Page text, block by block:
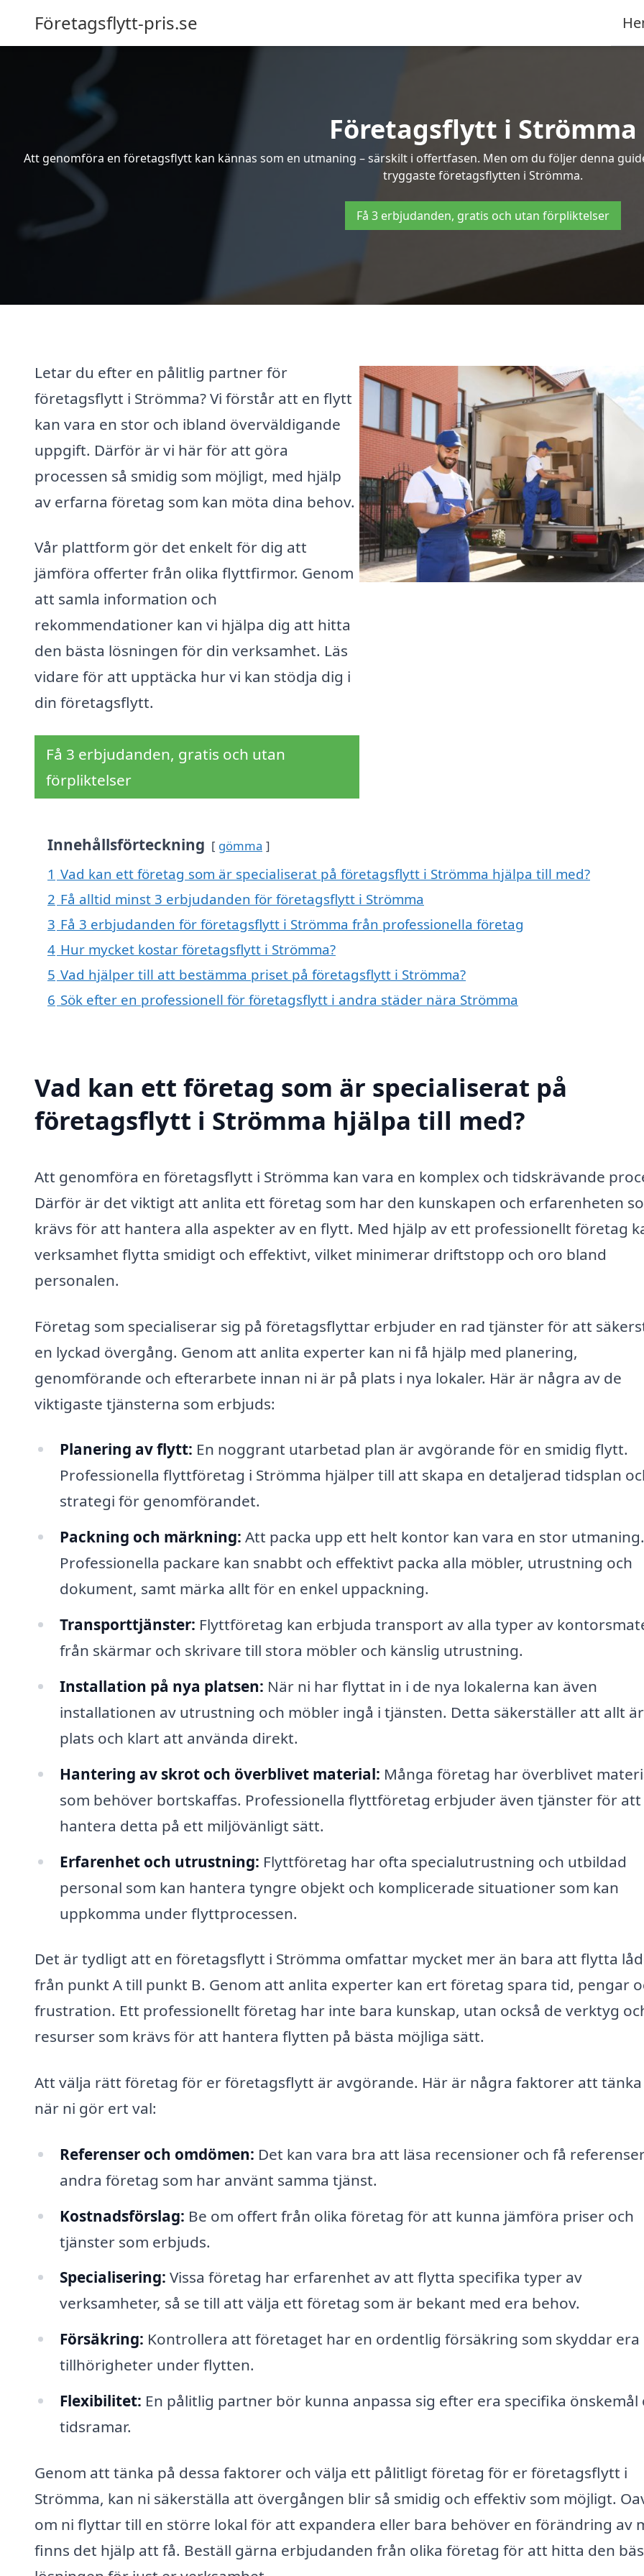
Företagsflytt-pris.se
Företagsflytt i Strömma
Att genomföra en företagsflytt kan kännas som en utmaning – särskilt i offertfasen. Men om du följer denna
tryggaste företagsflytten i Strömma.
Få 3 erbjudanden, gratis och utan förpliktelser
Letar du efter en pålitlig partner för
företagsflytt i Strömma? Vi förstår att en flytt
kan vara en stor och ibland överväldigande
uppgift. Därför är vi här för att göra
processen så smidig som möjligt, med hjälp
av erfarna företag som kan möta dina behov.
Vår plattform gör det enkelt för dig att
jämföra offerter från olika flyttfirmor. Genom
att samla information och
rekommendationer kan vi hjälpa dig att hitta
den bästa lösningen för din verksamhet. Läs
vidare för att upptäcka hur vi kan stödja dig i
din företagsflytt.
Få 3 erbjudanden, gratis och utan
förpliktelser
Innehållsförteckning gömma
1 Vad kan ett företag som är specialiserat på företagsflytt i Strömma hjälpa till med?
2 Få alltid minst 3 erbjudanden för företagsflytt i Strömma
3 Få 3 erbjudanden för företagsflytt i Strömma från professionella företag
4 Hur mycket kostar företagsflytt i Strömma?
5 Vad hjälper till att bestämma priset på företagsflytt i Strömma?
6 Sök efter en professionell för företagsflytt i andra städer nära Strömma
Vad kan ett företag som är specialiserat på
företagsflytt i Strömma hjälpa till med?
Att genomföra en företagsflytt i Strömma kan vara en komplex och tidskrävande
Därför är det viktigt att anlita ett företag som har den kunskapen och erfarenheten
krävs för att hantera alla aspekter av en flytt. Med hjälp av ett professionellt företag
verksamhet flytta smidigt och effektivt, vilket minimerar driftstopp och oro bland
personalen.
Företag som specialiserar sig på företagsflyttar erbjuder en rad tjänster för att
en lyckad övergång. Genom att anlita experter kan ni få hjälp med planering,
genomförande och efterarbete innan ni är på plats i nya lokaler. Här är några av de
viktigaste tjänsterna som erbjuds:
Planering av flytt: En noggrant utarbetad plan är avgörande för en smidig flytt.
Professionella flyttföretag i Strömma hjälper till att skapa en detaljerad tidsplan
strategi för genomförandet.
Packning och märkning: Att packa upp ett helt kontor kan vara en stor utmaning.
Professionella packare kan snabbt och effektivt packa alla möbler, utrustning och
dokument, samt märka allt för en enkel uppackning.
Transporttjänster: Flyttföretag kan erbjuda transport av alla typer av
från skärmar och skrivare till stora möbler och känslig utrustning.
Installation på nya platsen: När ni har flyttat in i de nya lokalerna kan även
installationen av utrustning och möbler ingå i tjänsten. Detta säkerställer att allt
plats och klart att använda direkt.
Hantering av skrot och överblivet material: Många företag har överblivet
som behöver bortskaffas. Professionella flyttföretag erbjuder även tjänster för att
hantera detta på ett miljövänligt sätt.
Erfarenhet och utrustning: Flyttföretag har ofta specialutrustning och utbildad
personal som kan hantera tyngre objekt och komplicerade situationer som kan
uppkomma under flyttprocessen.
Det är tydligt att en företagsflytt i Strömma omfattar mycket mer än bara att flytta
från punkt A till punkt B. Genom att anlita experter kan ert företag spara tid, pengar
frustration. Ett professionellt företag har inte bara kunskap, utan också de verktyg
resurser som krävs för att hantera flytten på bästa möjliga sätt.
Att välja rätt företag för er företagsflytt är avgörande. Här är några faktorer att tänka
när ni gör ert val:
Referenser och omdömen: Det kan vara bra att läsa recensioner och få
andra företag som har använt samma tjänst.
Kostnadsförslag: Be om offert från olika företag för att kunna jämföra priser och
tjänster som erbjuds.
Specialisering: Vissa företag har erfarenhet av att flytta specifika typer av
verksamheter, så se till att välja ett företag som är bekant med era behov.
Försäkring: Kontrollera att företaget har en ordentlig försäkring som skyddar era
tillhörigheter under flytten.
Flexibilitet: En pålitlig partner bör kunna anpassa sig efter era specifika önskemål
tidsramar.
Genom att tänka på dessa faktorer och välja ett pålitligt företag för er företagsflytt i
Strömma, kan ni säkerställa att övergången blir så smidig och effektiv som möjligt.
om ni flyttar till en större lokal för att expandera eller bara behöver en förändring av
finns det hjälp att få. Beställ gärna erbjudanden från olika företag för att hitta den